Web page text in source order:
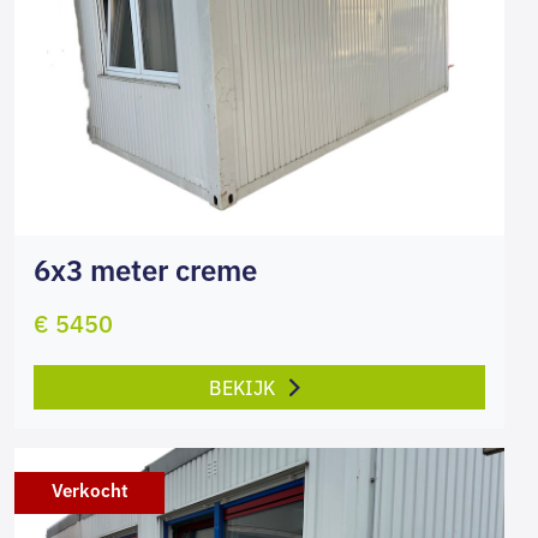
6x3 meter creme
€ 5450
BEKIJK
Verkocht